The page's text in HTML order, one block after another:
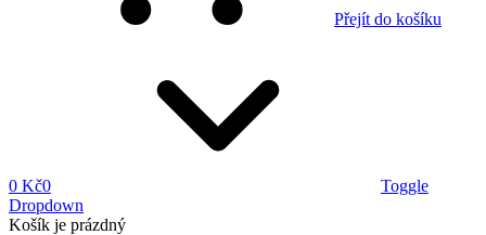
Přejít do košíku
0 Kč0
Toggle
Dropdown
Košík je prázdný